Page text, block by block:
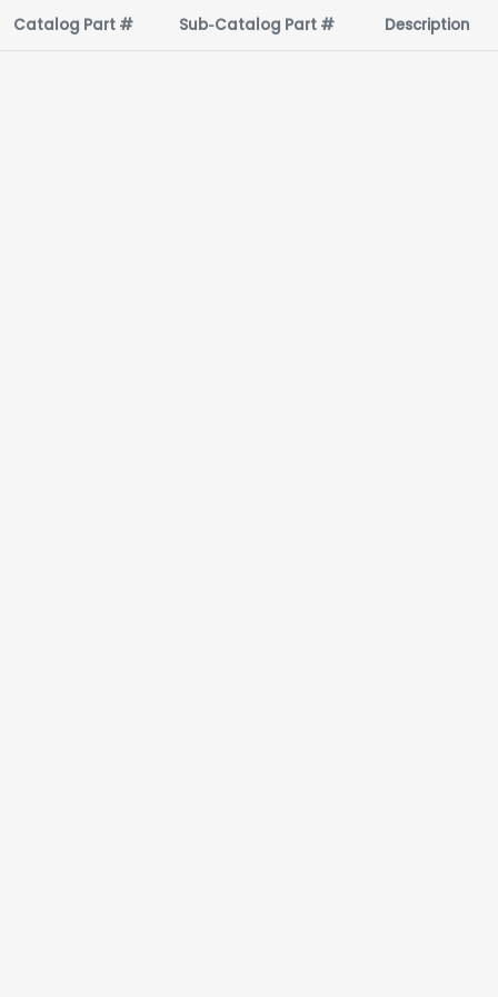
Catalog Part # Sub‑Catalog Part # Description